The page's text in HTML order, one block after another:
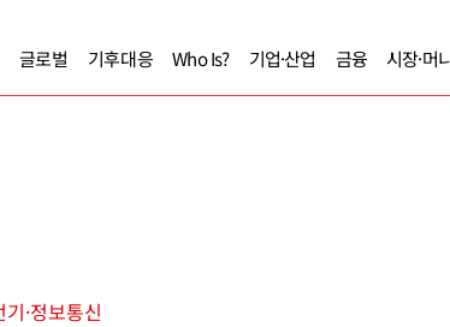
글로벌 기후대응 Who Is? 기업·산업 금융 시장·머
·정보통신